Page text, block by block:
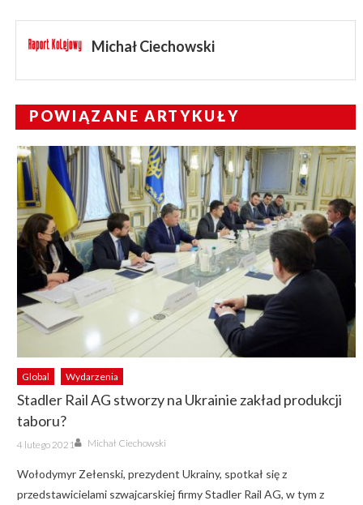
Michał Ciechowski
POWIĄZANE ARTYKUŁY
Global Wydarzenia
Stadler Rail AG stworzy na Ukrainie zakład produkcji
taboru?
Posted
on
4 lutego 2021 Author
Michał Ciechowski
Wołodymyr Zełenski, prezydent Ukrainy, spotkał się z
przedstawicielami szwajcarskiej firmy Stadler Rail AG, w tym z